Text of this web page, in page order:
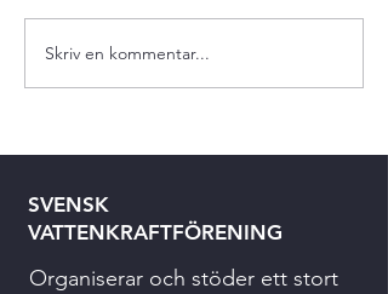
Skriv en kommentar...
SVENSK
VATTENKRAFTFÖRENING
Organiserar och stöder ett stort